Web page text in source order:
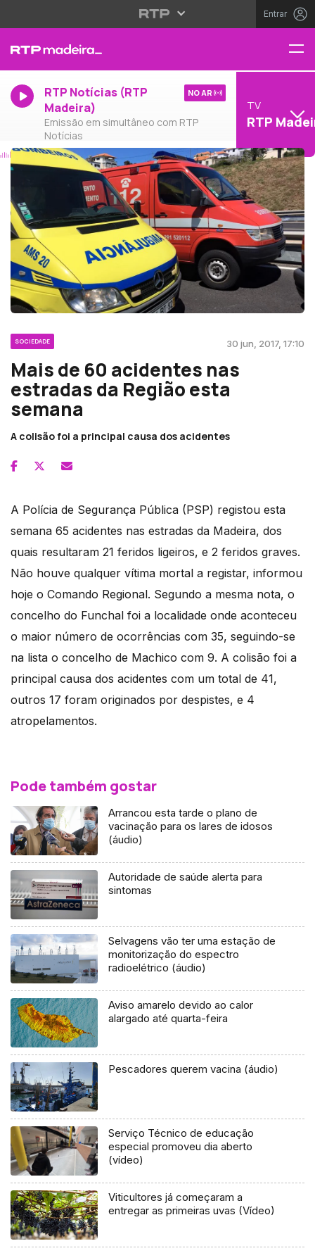
Entrar
RTP Notícias (RTP
Madeira)
Emissão em simultâneo com RTP
Notícias
NO AR
TV
RTP
SOCIEDADE 30 jun, 2017, 17:10
Mais de 60 acidentes nas
estradas da Região esta
semana
A colisão foi a principal causa dos acidentes
A Polícia de Segurança Pública (PSP) registou esta
semana 65 acidentes nas estradas da Madeira, dos
quais resultaram 21 feridos ligeiros, e 2 feridos graves.
Não houve qualquer vítima mortal a registar, informou
hoje o Comando Regional. Segundo a mesma nota, o
concelho do Funchal foi a localidade onde aconteceu
o maior número de ocorrências com 35, seguindo-se
na lista o concelho de Machico com 9. A colisão foi a
principal causa dos acidentes com um total de 41,
outros 17 foram originados por despistes, e 4
atropelamentos.
Pode também gostar
Arrancou esta tarde o plano de
vacinação para os lares de idosos
(áudio)
Autoridade de saúde alerta para
sintomas
Selvagens vão ter uma estação de
monitorização do espectro
radioelétrico (áudio)
Aviso amarelo devido ao calor
alargado até quarta-feira
Pescadores querem vacina (áudio)
Serviço Técnico de educação
especial promoveu dia aberto
(vídeo)
Viticultores já começaram a
entregar as primeiras uvas (Vídeo)